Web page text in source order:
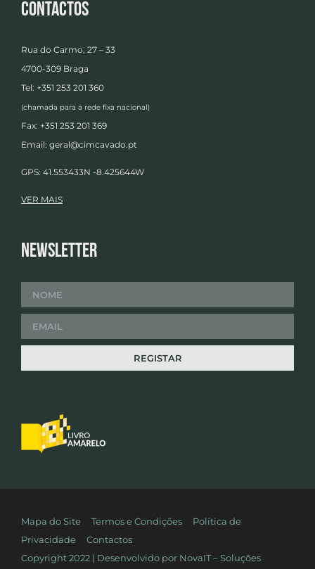
Contactos
Rua do Carmo, 27 – 33
4700-309 Braga
Tel: +351 253 201 360
(chamada para a rede fixa nacional)
Fax: +351 253 201 369
Email: geral@cimcavado.pt
GPS: 41.553433N -8.425644W
VER MAIS
Newsletter
Mapa do Site Termos e Condições
Política de
Privacidade
Contactos
Copyright 2022 | Desenvolvido por NovaIT – Soluções